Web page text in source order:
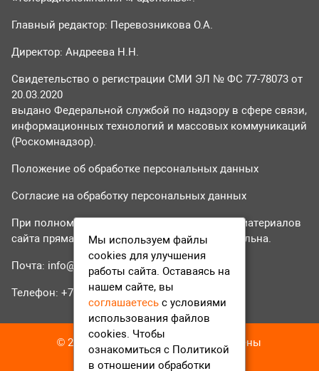
Главный редактор: Перевозникова О.А.
Директор: Андреева Н.Н.
Свидетельство о регистрации СМИ ЭЛ № ФС 77-78073 от
20.03.2020
выдано Федеральной службой по надзору в сфере связи,
информационных технологий и массовых коммуникаций
(Роскомнадзор).
Положение об обработке персональных данных
Согласие на обработку персональных данных
При полном или частичном использовании материалов
сайта прямая гиперссылка на tvr24.tv обязательна.
Почта: info@tvr24.tv
Телефон: +7 (496) 551-04-95
© 2016-2023 ТВР24 Все права защищены
Мы используем файлы
cookies для улучшения
работы сайта. Оставаясь на
нашем сайте, вы
соглашаетесь с условиями
использования файлов
cookies. Чтобы
ознакомиться с Политикой
в отношении обработки